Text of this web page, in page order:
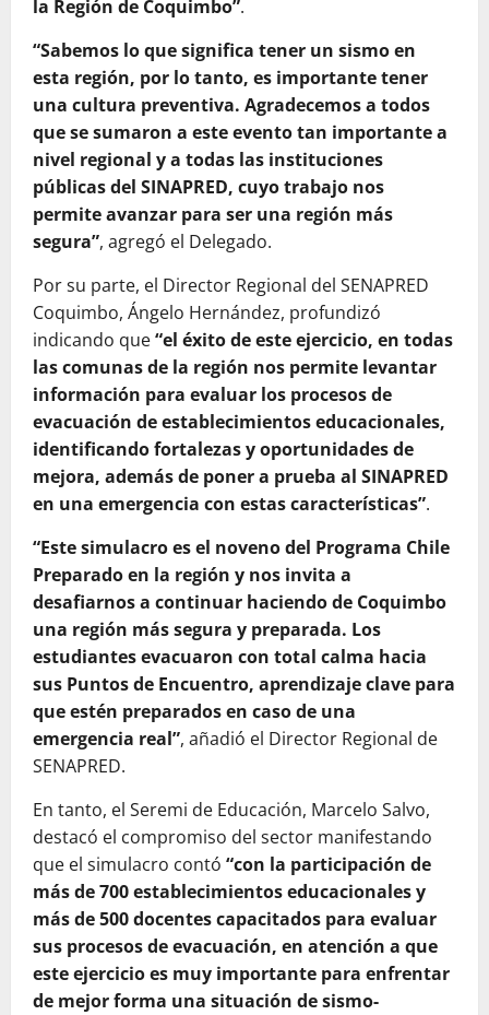
la Región de Coquimbo”.
“Sabemos lo que significa tener un sismo en
esta región, por lo tanto, es importante tener
una cultura preventiva. Agradecemos a todos
que se sumaron a este evento tan importante a
nivel regional y a todas las instituciones
públicas del SINAPRED, cuyo trabajo nos
permite avanzar para ser una región más
segura”, agregó el Delegado.
Por su parte, el Director Regional del SENAPRED
Coquimbo, Ángelo Hernández, profundizó
indicando que“el éxito de este ejercicio, en todas
las comunas de la región nos permite levantar
información para evaluar los procesos de
evacuación de establecimientos educacionales,
identificando fortalezas y oportunidades de
mejora, además de poner a prueba al SINAPRED
en una emergencia con estas características”.
“Este simulacro es el noveno del Programa Chile
Preparado en la región y nos invita a
desafiarnos a continuar haciendo de Coquimbo
una región más segura y preparada. Los
estudiantes evacuaron con total calma hacia
sus Puntos de Encuentro, aprendizaje clave para
que estén preparados en caso de una
emergencia real”, añadió el Director Regional de
SENAPRED.
En tanto, el Seremi de Educación, Marcelo Salvo,
destacó el compromiso del sector manifestando
que el simulacro contó “con la participación de
más de 700 establecimientos educacionales y
más de 500 docentes capacitados para evaluar
sus procesos de evacuación, en atención a que
este ejercicio es muy importante para enfrentar
de mejor forma una situación de sismo-